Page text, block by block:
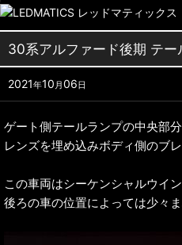
30系アルファード後期 テ
2021年10 月 06 日
ゲート側テールランプの中央部
レンズを埋め込みボディ側のブ
この車両はシーケンシャルウイ
後ろの車の位置によっては少々